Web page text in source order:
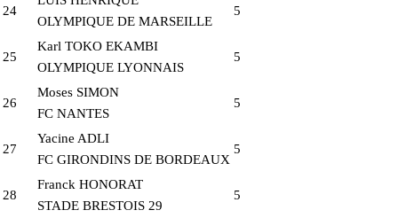
24
OLYMPIQUE DE MARSEILLE
5
25
Karl TOKO EKAMBI
OLYMPIQUE LYONNAIS
5
26
Moses SIMON
FC NANTES
5
27
Yacine ADLI
FC GIRONDINS DE BORDEAUX
5
28
Franck HONORAT
STADE BRESTOIS 29
5